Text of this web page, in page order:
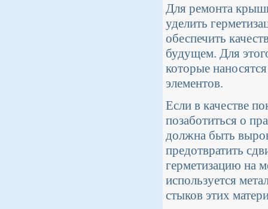
Для ремонта
уделить
обеспечить
будущем. Для
которые
элементов.
Если в качестве
позаботиться о
должна быть
предотвратить
герметизацию на
используется
стыков этих